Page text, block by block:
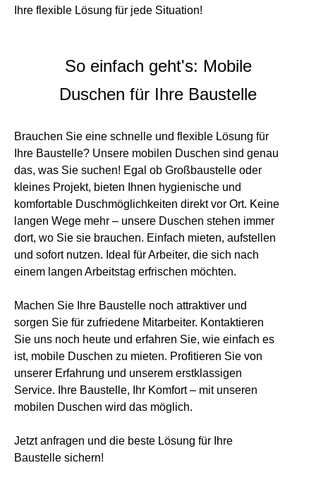
Ihre flexible Lösung für jede Situation!
So einfach geht's: Mobile
Duschen für Ihre Baustelle
Brauchen Sie eine schnelle und flexible Lösung für
Ihre Baustelle? Unsere mobilen Duschen sind genau
das, was Sie suchen! Egal ob Großbaustelle oder
kleines Projekt, bieten Ihnen hygienische und
komfortable Duschmöglichkeiten direkt vor Ort. Keine
langen Wege mehr – unsere Duschen stehen immer
dort, wo Sie sie brauchen. Einfach mieten, aufstellen
und sofort nutzen. Ideal für Arbeiter, die sich nach
einem langen Arbeitstag erfrischen möchten.
Machen Sie Ihre Baustelle noch attraktiver und
sorgen Sie für zufriedene Mitarbeiter. Kontaktieren
Sie uns noch heute und erfahren Sie, wie einfach es
ist, mobile Duschen zu mieten. Profitieren Sie von
unserer Erfahrung und unserem erstklassigen
Service. Ihre Baustelle, Ihr Komfort – mit unseren
mobilen Duschen wird das möglich.
Jetzt anfragen und die beste Lösung für Ihre
Baustelle sichern!